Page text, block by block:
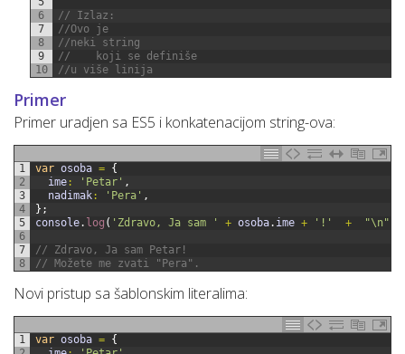
6
7
8
9
10
// Izlaz:
//Ovo je
//neki string
//    koji se definiše
//u više linija
Primer
Primer uradjen sa ES5 i konkatenacijom string-ova:
1
2
3
4
5
6
7
8
var osoba = {
ime : 'Petar' ,
nadimak : 'Pera' ,
} ;
console. log ( 'Zdravo, Ja sam ' + osoba. ime + '!' + "\n"
// Zdravo, Ja sam Petar!
// Možete me zvati "Pera".
Novi pristup sa šablonskim literalima:
1
var osoba = {